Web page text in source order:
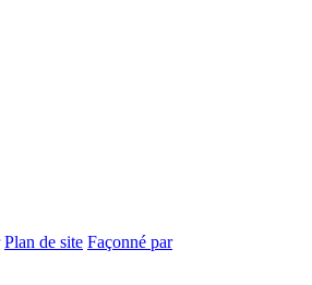
Plan de site Façonné par